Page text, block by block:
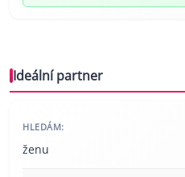
Ideální partner
HLEDÁM:
ženu